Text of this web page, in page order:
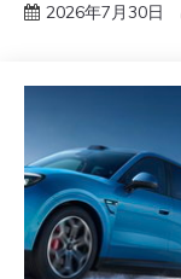
2026年7月30日